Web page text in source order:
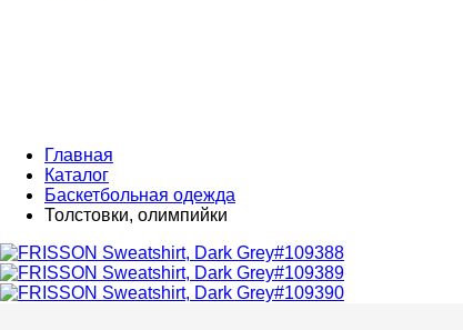
Главная
Каталог
Баскетбольная одежда
Толстовки, олимпийки